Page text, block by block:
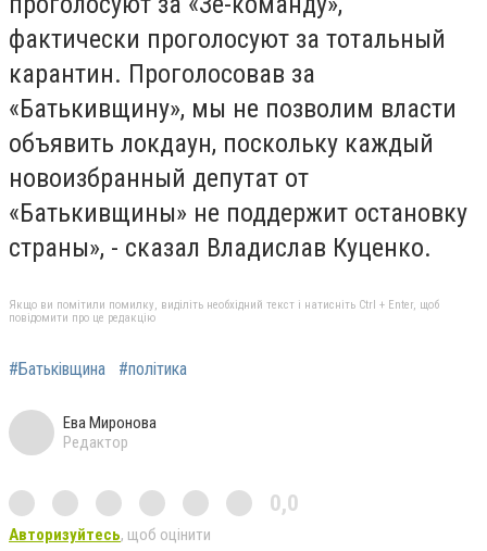
фактически проголосуют за тотальный
карантин. Проголосовав за
«Батькивщину», мы не позволим власти
объявить локдаун, поскольку каждый
новоизбранный депутат от
«Батькивщины» не поддержит остановку
страны», - сказал Владислав Куценко.
Якщо ви помітили помилку, виділіть необхідний текст і натисніть Ctrl + Enter, щоб
повідомити про це редакцію
#Батьківщина #політика
Ева Миронова
Редактор
0,0
Авторизуйтесь, щоб оцінити